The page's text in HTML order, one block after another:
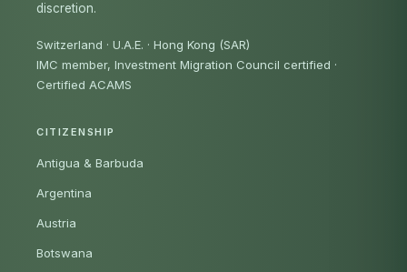
discretion.
Switzerland · U.A.E. · Hong Kong (SAR)
IMC member, Investment Migration Council certified ·
Certified ACAMS
CITIZENSHIP
Antigua & Barbuda
Argentina
Austria
Botswana